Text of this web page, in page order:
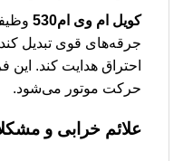
کویل ام وی ام530
جرقه‌های قوی تبدیل
احتراق هدایت کند.
حرکت موتور می‌شود.
علائم خرابی و